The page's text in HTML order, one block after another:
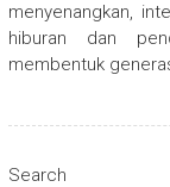
menyenangkan,
hiburan dan
membentuk
Search